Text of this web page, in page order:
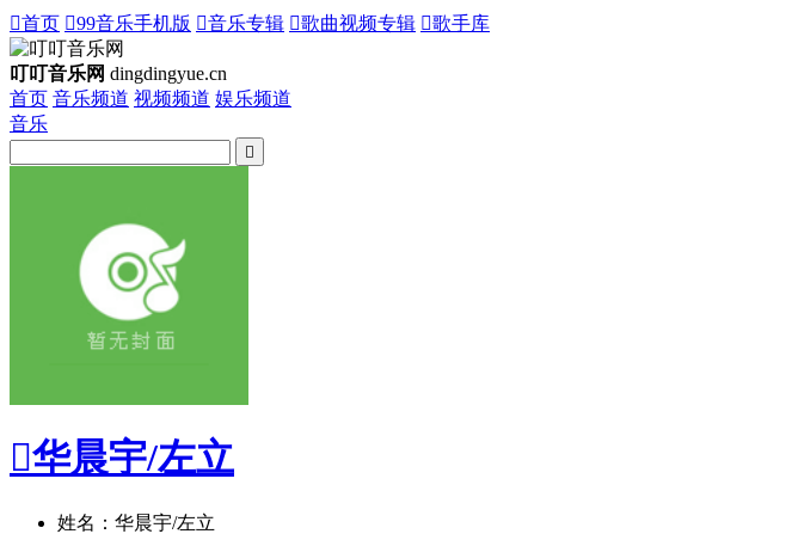
首页 99音乐手机版 音乐专辑 歌曲视频专辑 歌手库
叮叮音乐网 dingdingyue.cn
首页 音乐频道 视频频道 娱乐频道
音乐

华晨宇/左立
姓名：华晨宇/左立